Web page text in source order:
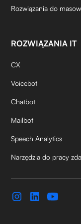
Rozwiązania do
ROZWIĄZANIA IT
CX
Voicebot
Chatbot
Mailbot
Speech Analytics
Narzędzia do pracy